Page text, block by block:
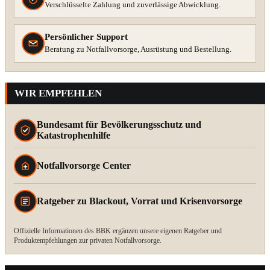
Verschlüsselte Zahlung und zuverlässige Abwicklung.
Persönlicher Support
Beratung zu Notfallvorsorge, Ausrüstung und Bestellung.
WIR EMPFEHLEN
Bundesamt für Bevölkerungsschutz und
Katastrophenhilfe
Notfallvorsorge Center
Ratgeber zu Blackout, Vorrat und Krisenvorsorge
Offizielle Informationen des BBK ergänzen unsere eigenen Ratgeber und
Produktempfehlungen zur privaten Notfallvorsorge.